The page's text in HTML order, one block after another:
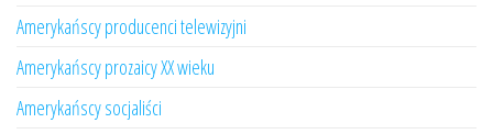
Amerykańscy producenci telewizyjni
Amerykańscy prozaicy XX wieku
Amerykańscy socjaliści